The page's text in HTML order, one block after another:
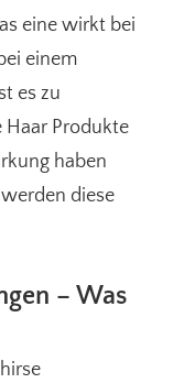
eine wirkt bei
einem
es zu
Haar Produkte
haben
diese
– Was